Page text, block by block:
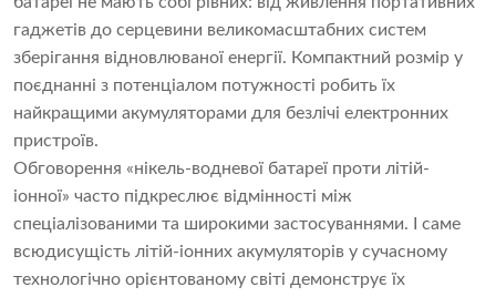
гаджетів до серцевини великомасштабних систем
зберігання відновлюваної енергії. Компактний розмір у
поєднанні з потенціалом потужності робить їх
найкращими акумуляторами для безлічі електронних
пристроїв.
Обговорення «нікель-водневої батареї проти літій-
іонної» часто підкреслює відмінності між
спеціалізованими та широкими застосуваннями. І саме
всюдисущість літій-іонних акумуляторів у сучасному
технологічно орієнтованому світі демонструє їх